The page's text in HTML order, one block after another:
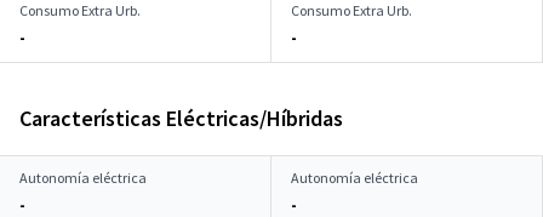
Consumo Extra Urb.
-
Consumo Extra Urb.
-
Características Eléctricas/Híbridas
Autonomía eléctrica
-
Autonomía eléctrica
-